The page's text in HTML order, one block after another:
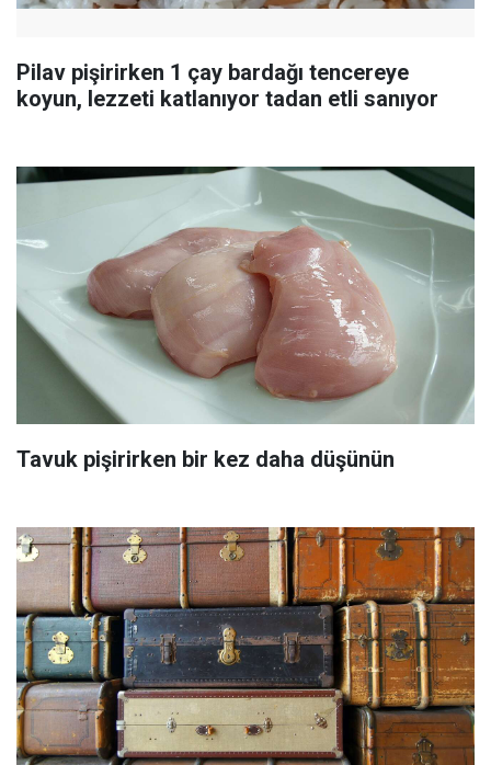
Pilav pişirirken 1 çay bardağı tencereye
koyun, lezzeti katlanıyor tadan etli sanıyor
Tavuk pişirirken bir kez daha düşünün